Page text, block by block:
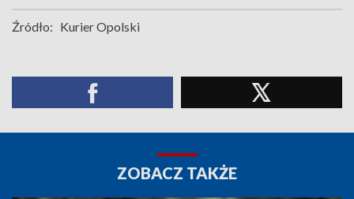
Źródło: Kurier Opolski
ZOBACZ TAKŻE